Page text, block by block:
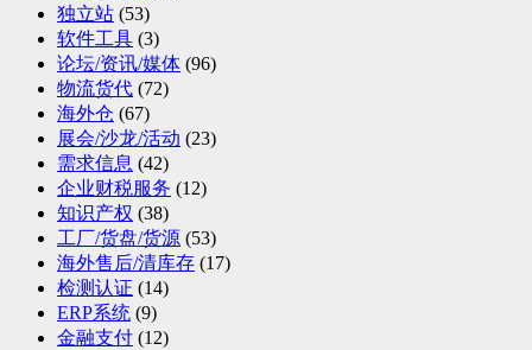
独立站 (53)
软件工具 (3)
论坛/资讯/媒体 (96)
物流货代 (72)
海外仓 (67)
展会/沙龙/活动 (23)
需求信息 (42)
企业财税服务 (12)
知识产权 (38)
工厂/货盘/货源 (53)
海外售后/清库存 (17)
检测认证 (14)
ERP系统 (9)
金融支付 (12)